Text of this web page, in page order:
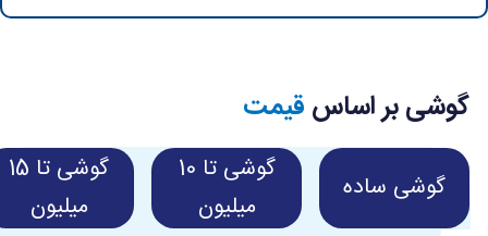
گوشی بر اساس قیمت
گوشی ساده
گوشی تا 10
میلیون
گوشی تا 15
میلیون